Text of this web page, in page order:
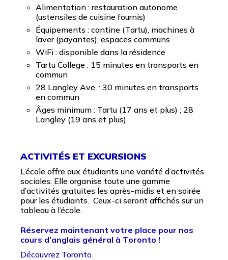
Alimentation : restauration autonome
(ustensiles de cuisine fournis)
Équipements : cantine (Tartu), machines à
laver (payantes), espaces communs
WiFi : disponible dans la résidence
Tartu College : 15 minutes en transports en
commun
28 Langley Ave. : 30 minutes en transports
en commun
Âges minimum : Tartu (17 ans et plus) ; 28
Langley (19 ans et plus)
ACTIVITÉS ET EXCURSIONS
L’école offre aux étudiants une variété d’activités
sociales. Elle organise toute une gamme
d’activités gratuites les après-midis et en soirée
pour les étudiants. Ceux-ci seront affichés sur un
tableau à l’école.
Réservez maintenant votre place pour nos
cours d’anglais général à Toronto !
Découvrez Toronto.